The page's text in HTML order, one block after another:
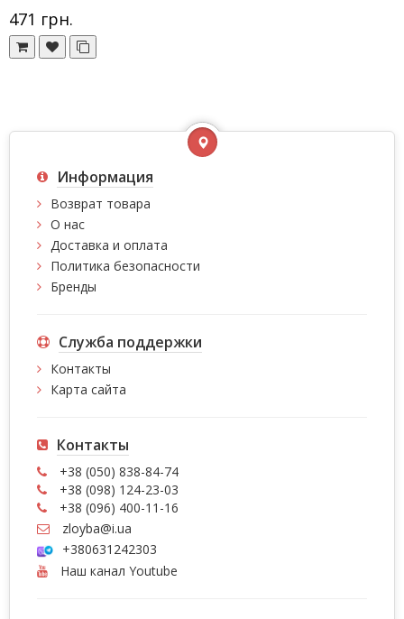
471 грн.
Информация
Возврат товара
О нас
Доставка и оплата
Политика безопасности
Бренды
Служба поддержки
Контакты
Карта сайта
Контакты
+38 (050) 838-84-74
+38 (098) 124-23-03
+38 (096) 400-11-16
zloyba@i.ua
+380631242303
Наш канал Youtube